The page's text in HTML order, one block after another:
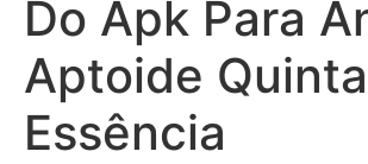
Do Apk Para
Aptoide Quinta
Essência